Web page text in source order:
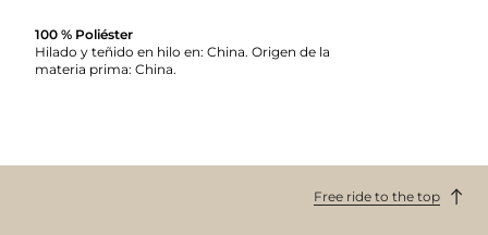
100 % Poliéster
Hilado y teñido en hilo en: China. Origen de la
materia prima: China.
Free ride to the top